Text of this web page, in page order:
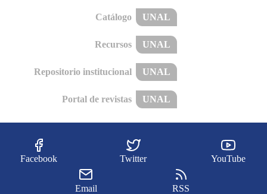
Catálogo UNAL
Recursos UNAL
Repositorio institucional UNAL
Portal de revistas UNAL
Facebook Twitter YouTube
Email RSS